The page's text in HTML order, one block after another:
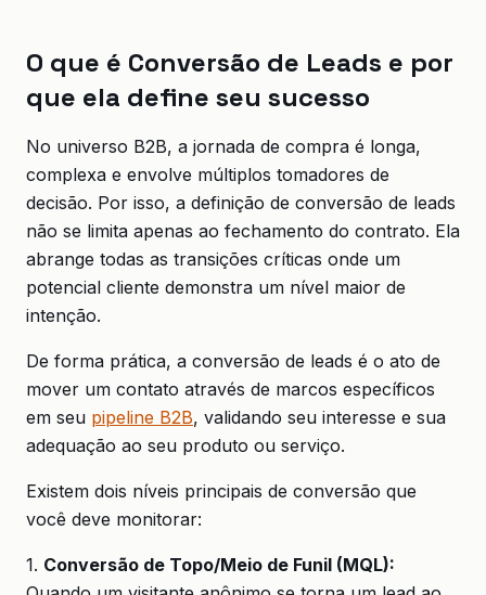
O que é Conversão de Leads e por
que ela define seu sucesso
No universo B2B, a jornada de compra é longa,
complexa e envolve múltiplos tomadores de
decisão. Por isso, a definição de conversão de leads
não se limita apenas ao fechamento do contrato. Ela
abrange todas as transições críticas onde um
potencial cliente demonstra um nível maior de
intenção.
De forma prática, a conversão de leads é o ato de
mover um contato através de marcos específicos
em seu pipeline B2B, validando seu interesse e sua
adequação ao seu produto ou serviço.
Existem dois níveis principais de conversão que
você deve monitorar:
1. Conversão de Topo/Meio de Funil (MQL):